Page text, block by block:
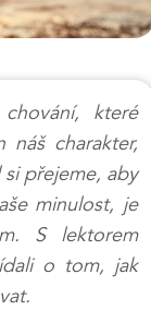
které
náš charakter,
přejeme, aby
minulost, je
S lektorem
o tom, jak